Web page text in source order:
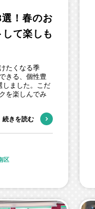
！春のお
て楽しも
たくなる季
きる、個性豊
しました。こだ
を楽しんでみ
続きを読む
区